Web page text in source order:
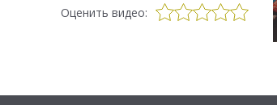
Оценить видео: